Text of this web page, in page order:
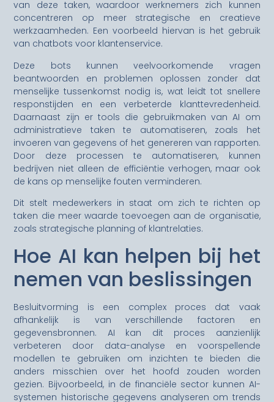
van deze taken, waardoor werknemers zich kunnen
concentreren op meer strategische en creatieve
werkzaamheden. Een voorbeeld hiervan is het gebruik
van chatbots voor klantenservice.
Deze bots kunnen veelvoorkomende vragen
beantwoorden en problemen oplossen zonder dat
menselijke tussenkomst nodig is, wat leidt tot snellere
responstijden en een verbeterde klanttevredenheid.
Daarnaast zijn er tools die gebruikmaken van AI om
administratieve taken te automatiseren, zoals het
invoeren van gegevens of het genereren van rapporten.
Door deze processen te automatiseren, kunnen
bedrijven niet alleen de efficiëntie verhogen, maar ook
de kans op menselijke fouten verminderen.
Dit stelt medewerkers in staat om zich te richten op
taken die meer waarde toevoegen aan de organisatie,
zoals strategische planning of klantrelaties.
Hoe AI kan helpen bij het
nemen van beslissingen
Besluitvorming is een complex proces dat vaak
afhankelijk is van verschillende factoren en
gegevensbronnen. AI kan dit proces aanzienlijk
verbeteren door data-analyse en voorspellende
modellen te gebruiken om inzichten te bieden die
anders misschien over het hoofd zouden worden
gezien. Bijvoorbeeld, in de financiële sector kunnen AI-
systemen historische gegevens analyseren om trends